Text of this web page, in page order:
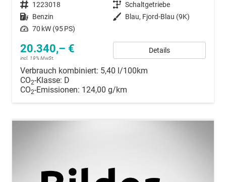
Fahrzeugnummer 1223018 Getriebe Schaltgetriebe
Kraftstoff Benzin Außenfarbe Blau, Fjord-Blau (9K)
Leistung 70 kW (95 PS)
20.340,– €
incl. 19% MwSt.
Details
Verbrauch kombiniert: 5,40 l/100km
CO2-Klasse: D
CO2-Emissionen: 124,00 g/km